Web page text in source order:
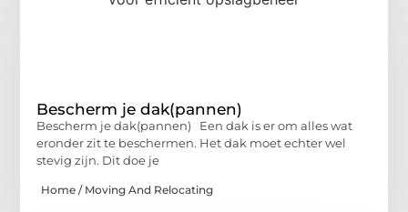
Bescherm je dak(pannen)
Bescherm je dak(pannen) Een dak is er om alles wat
eronder zit te beschermen. Het dak moet echter wel
stevig zijn. Dit doe je
Home / Moving And Relocating